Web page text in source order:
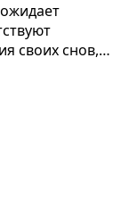
своих снов,